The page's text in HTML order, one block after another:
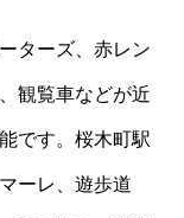
ターズ、赤レン
観覧車などが近
です。桜木町駅
ーレ、遊歩道